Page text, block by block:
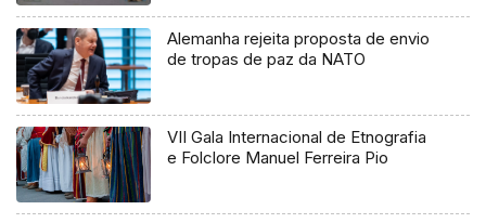
Alemanha rejeita proposta de envio
de tropas de paz da NATO
VII Gala Internacional de Etnografia
e Folclore Manuel Ferreira Pio